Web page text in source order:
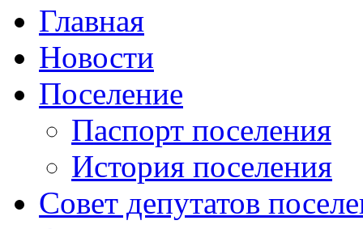
Главная
Новости
Поселение
Паспорт поселения
История поселения
Совет депутатов